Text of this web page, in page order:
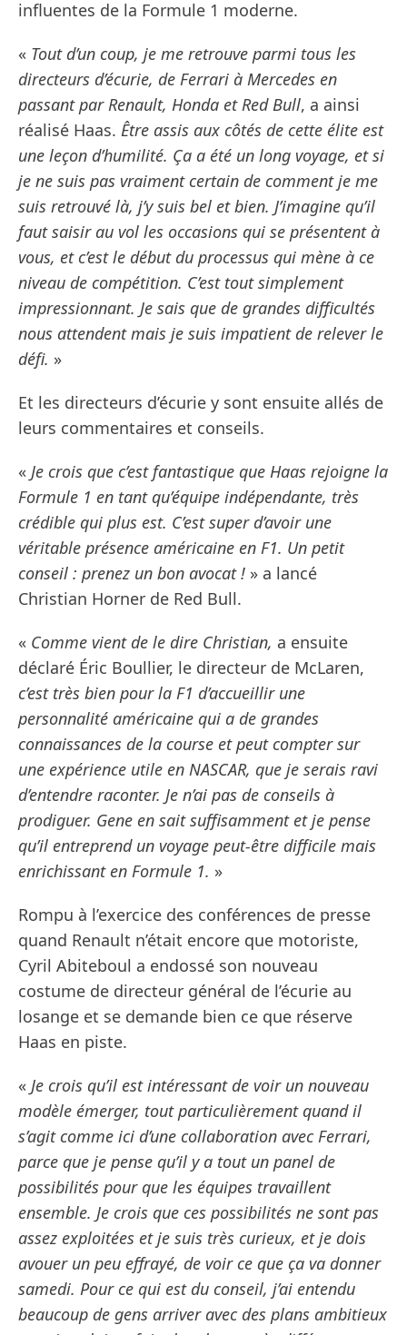
influentes de la Formule 1 moderne.
« Tout d’un coup, je me retrouve parmi tous les
directeurs d’écurie, de Ferrari à Mercedes en
passant par Renault, Honda et Red Bull, a ainsi
réalisé Haas. Être assis aux côtés de cette élite est
une leçon d’humilité. Ça a été un long voyage, et si
je ne suis pas vraiment certain de comment je me
suis retrouvé là, j’y suis bel et bien. J’imagine qu’il
faut saisir au vol les occasions qui se présentent à
vous, et c’est le début du processus qui mène à ce
niveau de compétition. C’est tout simplement
impressionnant. Je sais que de grandes difficultés
nous attendent mais je suis impatient de relever le
défi. »
Et les directeurs d’écurie y sont ensuite allés de
leurs commentaires et conseils.
« Je crois que c’est fantastique que Haas rejoigne la
Formule 1 en tant qu’équipe indépendante, très
crédible qui plus est. C’est super d’avoir une
véritable présence américaine en F1. Un petit
conseil : prenez un bon avocat ! » a lancé
Christian Horner de Red Bull.
« Comme vient de le dire Christian, a ensuite
déclaré Éric Boullier, le directeur de McLaren,
c’est très bien pour la F1 d’accueillir une
personnalité américaine qui a de grandes
connaissances de la course et peut compter sur
une expérience utile en NASCAR, que je serais ravi
d’entendre raconter. Je n’ai pas de conseils à
prodiguer. Gene en sait suffisamment et je pense
qu’il entreprend un voyage peut-être difficile mais
enrichissant en Formule 1. »
Rompu à l’exercice des conférences de presse
quand Renault n’était encore que motoriste,
Cyril Abiteboul a endossé son nouveau
costume de directeur général de l’écurie au
losange et se demande bien ce que réserve
Haas en piste.
« Je crois qu’il est intéressant de voir un nouveau
modèle émerger, tout particulièrement quand il
s’agit comme ici d’une collaboration avec Ferrari,
parce que je pense qu’il y a tout un panel de
possibilités pour que les équipes travaillent
ensemble. Je crois que ces possibilités ne sont pas
assez exploitées et je suis très curieux, et je dois
avouer un peu effrayé, de voir ce que ça va donner
samedi. Pour ce qui est du conseil, j’ai entendu
beaucoup de gens arriver avec des plans ambitieux